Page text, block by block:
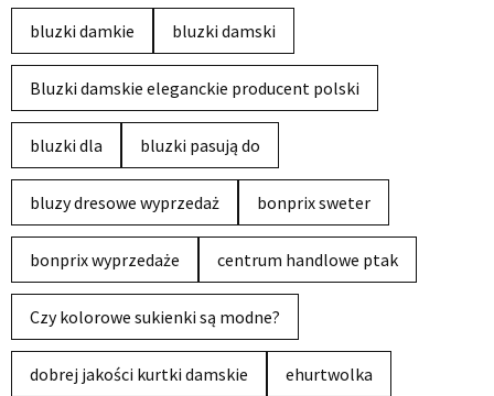
bluzki damkie bluzki damski
Bluzki damskie eleganckie producent polski
bluzki dla bluzki pasują do
bluzy dresowe wyprzedaż bonprix sweter
bonprix wyprzedaże centrum handlowe ptak
Czy kolorowe sukienki są modne?
dobrej jakości kurtki damskie ehurtwolka